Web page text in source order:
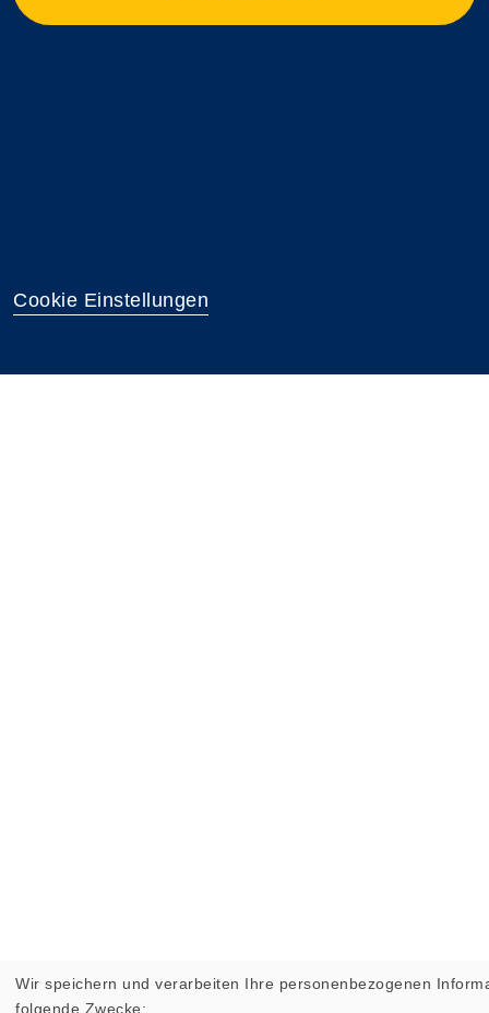
Cookie Einstellungen
Wir speichern und verarbeiten Ihre personenbezogenen
folgende Zwecke: